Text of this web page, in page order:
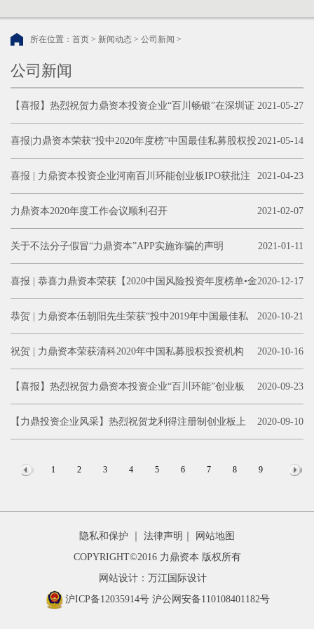
所在位置： 首页 > 新闻动态 > 公司新闻 >
公司新闻
2021-05-27
【喜报】热烈祝贺力鼎资本投资企业“百川畅银”在深圳证
券交易所创业板上市发行！ 2021-05-14
喜报|力鼎资本荣获“投中2020年度榜”中国最佳私募股权投
资机构TOP100 2021-04-23
喜报 | 力鼎资本投资企业河南百川环能创业板IPO获批注
册 2021-02-07
力鼎资本2020年度工作会议顺利召开
2021-01-11
关于不法分子假冒“力鼎资本”APP实施诈骗的声明
2020-12-17
喜报 | 恭喜力鼎资本荣获【2020中国风险投资年度榜单•金
投奖】两项大奖 2020-10-21
恭贺 | 力鼎资本伍朝阳先生荣获“投中2019年中国最佳私
募股权投资人TOP 50” 2020-10-16
祝贺 | 力鼎资本荣获清科2020年中国私募股权投资机构
100强 2020-09-23
【喜报】热烈祝贺力鼎资本投资企业“百川环能”创业板
IPO首发上会获批 2020-09-10
【力鼎投资企业风采】热烈祝贺龙利得注册制创业板上
1 2 3 4 5 6 7 8 9
隐私和保护 法律声明
网站地图
COPYRIGHT©2016 力鼎资本 版权所有
网站设计：万江国际设计
沪ICP备12035914号 沪公网安备110108401182号